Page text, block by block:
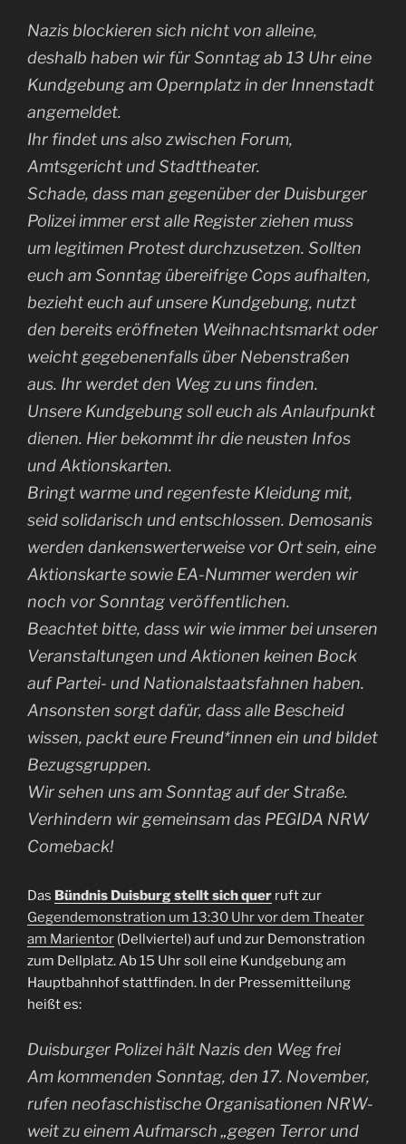
Nazis blockieren sich nicht von alleine,
deshalb haben wir für Sonntag ab 13 Uhr eine
Kundgebung am Opernplatz in der Innenstadt
angemeldet.
Ihr findet uns also zwischen Forum,
Amtsgericht und Stadttheater.
Schade, dass man gegenüber der Duisburger
Polizei immer erst alle Register ziehen muss
um legitimen Protest durchzusetzen. Sollten
euch am Sonntag übereifrige Cops aufhalten,
bezieht euch auf unsere Kundgebung, nutzt
den bereits eröffneten Weihnachtsmarkt oder
weicht gegebenenfalls über Nebenstraßen
aus. Ihr werdet den Weg zu uns finden.
Unsere Kundgebung soll euch als Anlaufpunkt
dienen. Hier bekommt ihr die neusten Infos
und Aktionskarten.
Bringt warme und regenfeste Kleidung mit,
seid solidarisch und entschlossen. Demosanis
werden dankenswerterweise vor Ort sein, eine
Aktionskarte sowie EA-Nummer werden wir
noch vor Sonntag veröffentlichen.
Beachtet bitte, dass wir wie immer bei unseren
Veranstaltungen und Aktionen keinen Bock
auf Partei- und Nationalstaatsfahnen haben.
Ansonsten sorgt dafür, dass alle Bescheid
wissen, packt eure Freund*innen ein und bildet
Bezugsgruppen.
Wir sehen uns am Sonntag auf der Straße.
Verhindern wir gemeinsam das PEGIDA NRW
Comeback!
Das Bündnis Duisburg stellt sich quer ruft zur
Gegendemonstration um 13:30 Uhr vor dem Theater
am Marientor (Dellviertel) auf und zur Demonstration
zum Dellplatz. Ab 15 Uhr soll eine Kundgebung am
Hauptbahnhof stattfinden. In der Pressemitteilung
heißt es:
Duisburger Polizei hält Nazis den Weg frei
Am kommenden Sonntag, den 17. November,
rufen neofaschistische Organisationen NRW-
weit zu einem Aufmarsch „gegen Terror und